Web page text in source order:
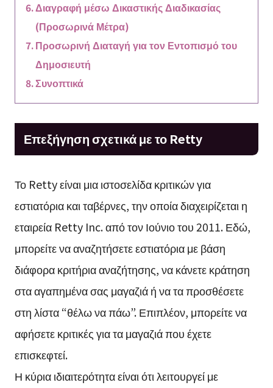
Διαγραφή μέσω Δικαστικής Διαδικασίας
(Προσωρινά Μέτρα)
Προσωρινή Διαταγή για τον Εντοπισμό του
Δημοσιευτή
Συνοπτικά
Επεξήγηση σχετικά με το Retty
Το Retty είναι μια ιστοσελίδα κριτικών για
εστιατόρια και ταβέρνες, την οποία διαχειρίζεται η
εταιρεία Retty Inc. από τον Ιούνιο του 2011. Εδώ,
μπορείτε να αναζητήσετε εστιατόρια με βάση
διάφορα κριτήρια αναζήτησης, να κάνετε κράτηση
στα αγαπημένα σας μαγαζιά ή να τα προσθέσετε
στη λίστα “θέλω να πάω”. Επιπλέον, μπορείτε να
αφήσετε κριτικές για τα μαγαζιά που έχετε
επισκεφτεί.
Η κύρια ιδιαιτερότητα είναι ότι λειτουργεί με